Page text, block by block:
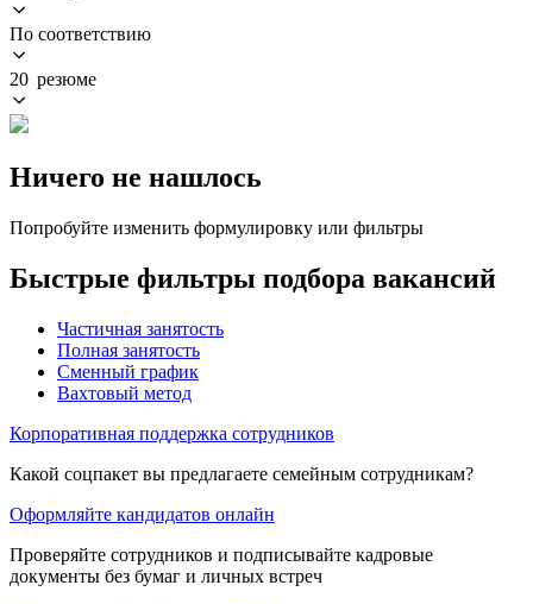
По соответствию
20 резюме
Ничего не нашлось
Попробуйте изменить формулировку или фильтры
Быстрые фильтры подбора вакансий
Частичная занятость
Полная занятость
Сменный график
Вахтовый метод
Корпоративная поддержка сотрудников
Какой соцпакет вы предлагаете семейным сотрудникам?
Оформляйте кандидатов онлайн
Проверяйте сотрудников и подписывайте кадровые
документы без бумаг и личных встреч